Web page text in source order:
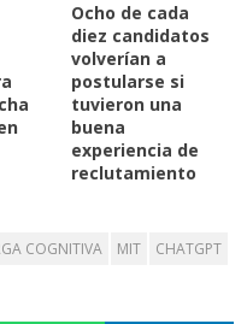
Ocho de cada
diez candidatos
volverían a
postularse si
tuvieron una
buena
experiencia de
reclutamiento
COGNITIVA MIT
CHATGPT